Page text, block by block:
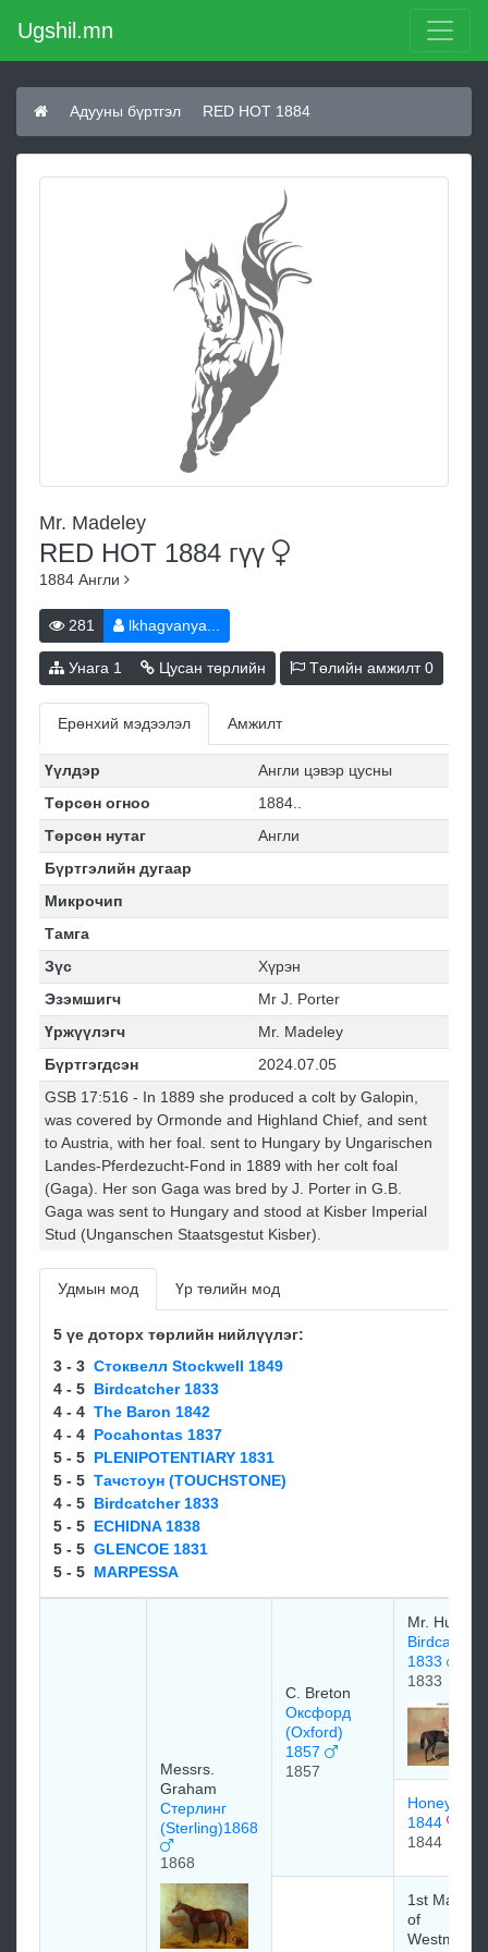
Ugshil.mn
Адууны бүртгэл RED HOT 1884
Mr. Madeley
RED HOT 1884 гүү
1884 Англи
281 lkhagvanya...
Унага 1 Цусан төрлийн Төлийн амжилт0
Ерөнхий мэдээлэл Амжилт
Үүлдэр
Англи цэвэр цусны
Төрсөн огноо
1884..
Төрсөн нутаг
Англи
Бүртгэлийн дугаар
Микрочип
Тамга
Зүс
Хүрэн
Эзэмшигч
Mr J. Porter
Үржүүлэгч
Mr. Madeley
Бүртгэгдсэн
2024.07.05
GSB 17:516 - In 1889 she produced a colt by Galopin,
was covered by Ormonde and Highland Chief, and sent
to Austria, with her foal. sent to Hungary by Ungarischen
Landes-Pferdezucht-Fond in 1889 with her colt foal
(Gaga). Her son Gaga was bred by J. Porter in G.B.
Gaga was sent to Hungary and stood at Kisber Imperial
Stud (Unganschen Staatsgestut Kisber).
Удмын мод Үр төлийн мод
5 үе доторх төрлийн нийлүүлэг:
3 - 3 Стоквелл Stockwell 1849
4 - 5 Birdcatcher 1833
4 - 4 The Baron 1842
4 - 4 Pocahontas 1837
5 - 5 PLENIPOTENTIARY 1831
5 - 5 Тачстоун (TOUCHSTONE)
4 - 5 Birdcatcher 1833
5 - 5 ECHIDNA 1838
5 - 5 GLENCOE 1831
5 - 5 MARPESSA
Messrs.
Graham
Стерлинг
(Sterling)1868
1868
C. Breton
Оксфорд
(Oxford)
1857
1857
Mr. Hunter
Birdcatcher
1833
1833
Honey
1844
1844
1st
of